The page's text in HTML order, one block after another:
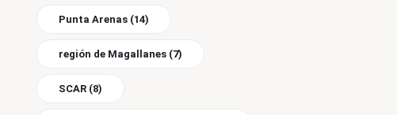
Punta Arenas (14)
región de Magallanes (7)
SCAR (8)